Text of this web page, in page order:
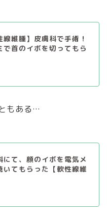
線維腫】皮膚科で手術！
で首のイボを切ってもら
もある…
にて、顔のイボを電気メ
いてもらった【軟性線維